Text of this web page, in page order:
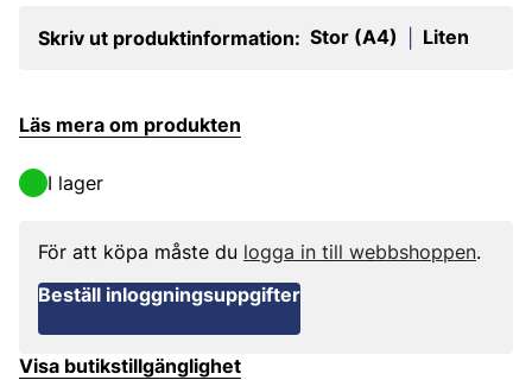
Skriv ut produktinformation: Stor (A4) Liten
Läs mera om produkten
I lager
För att köpa måste du logga in till webbshoppen.
Beställ inloggningsuppgifter
Visa butikstillgänglighet